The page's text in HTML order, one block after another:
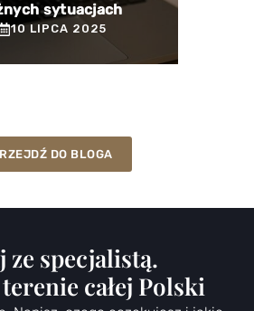
sytuacjach
10 LIPCA 2025
DO BLOGA
ze specjalistą.
całej Polski